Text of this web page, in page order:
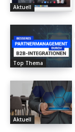
Aktuell
Top Thema
Aktuell